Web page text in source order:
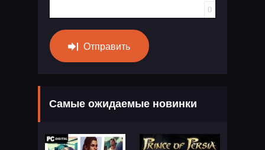
0
Отправить
Самые ожидаемые новинки